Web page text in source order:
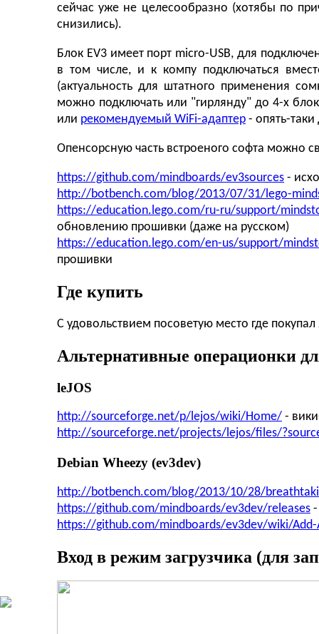
сейчас уже не целесообразно (хотябы по
снизились).
Блок EV3 имеет порт micro-USB, для
в том числе, и к компу подключаться
(актуальность для штатного применения
можно подключать или "гирлянду" до 4-х
или рекомендуемый WiFi-адаптер - опять-
Опенсорсную часть встроеного софта можно
https://github.com/mindboards/ev3sources -
http://botbench.com/blog/2013/07/31/lego-
https://education.lego.com/ru-ru/support/
обновлению прошивки (даже на русском)
https://education.lego.com/en-us/support/
прошивки
Где купить
С удовольствием посоветую место где
Альтернативные операционки
leJOS
http://sourceforge.net/p/lejos/wiki/Home/ -
http://sourceforge.net/projects/lejos/files/
Debian Wheezy (ev3dev)
http://botbench.com/blog/2013/10/28/
https://github.com/mindboards/ev3dev/releases -
https://github.com/mindboards/ev3dev/wiki/
Вход в режим загрузчика (для